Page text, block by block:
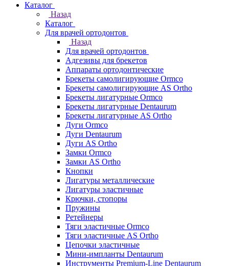
Каталог
Назад
Каталог
Для врачей ортодонтов
Назад
Для врачей ортодонтов
Адгезивы для брекетов
Аппараты ортодонтические
Брекеты самолигирующие Ormco
Брекеты самолигирующие AS Ortho
Брекеты лигатурные Ormco
Брекеты лигатурные Dentaurum
Брекеты лигатурные AS Ortho
Дуги Ormco
Дуги Dentaurum
Дуги AS Ortho
Замки Ormco
Замки AS Ortho
Кнопки
Лигатуры металлические
Лигатуры эластичные
Крючки, стопоры
Пружины
Ретейнеры
Тяги эластичные Ormco
Тяги эластичные AS Ortho
Цепочки эластичные
Мини-импланты Dentaurum
Инструменты Premium-Line Dentaurum